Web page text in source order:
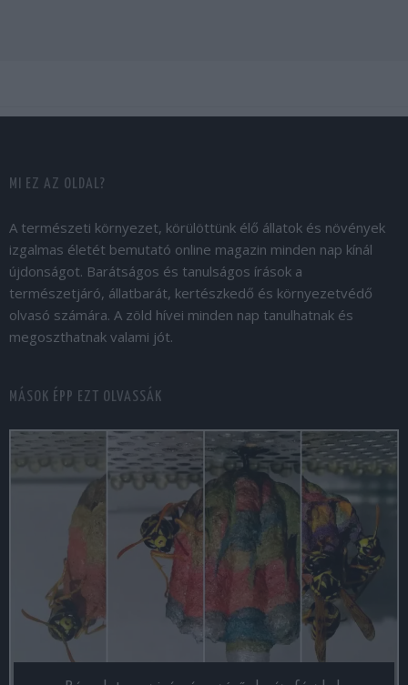
MI EZ AZ OLDAL?
A természeti környezet, körülöttünk élő állatok és növények
izgalmas életét bemutató online magazin minden nap kínál
újdonságot. Barátságos és tanulságos írások a
természetjáró, állatbarát, kertészkedő és környezetvédő
olvasó számára. A zöld hívei minden nap tanulhatnak és
megoszthatnak valami jót.
MÁSOK ÉPP EZT OLVASSÁK